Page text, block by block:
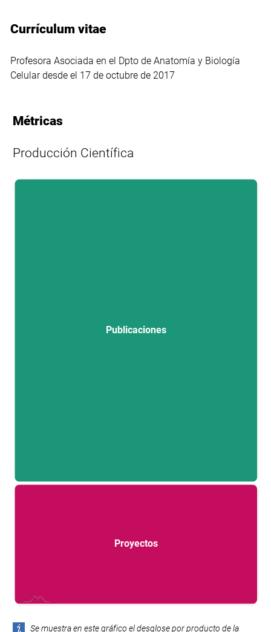
Currículum vitae
Profesora Asociada en el Dpto de Anatomía y Biología
Celular desde el 17 de octubre de 2017
Métricas
Producción Científica
Publicaciones
Proyectos
L
Se muestra en este gráfico el desglose por producto de la